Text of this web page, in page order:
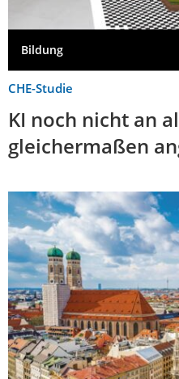
Bildung
CHE-Studie
KI noch nicht an
gleichermaßen